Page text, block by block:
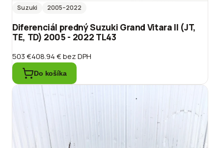
Suzuki
2005–2022
Diferenciál predný Suzuki Grand Vitara II (JT,
TE, TD) 2005 - 2022 TL43
503 €408.94 €bez DPH
Do košíka